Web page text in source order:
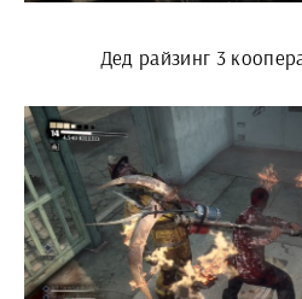
Дед райзинг 3